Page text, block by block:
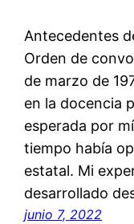
Antecedentes
Orden de
de marzo de
en la docencia
esperada por
tiempo había
estatal. Mi
desarrollado
junio 7, 2022